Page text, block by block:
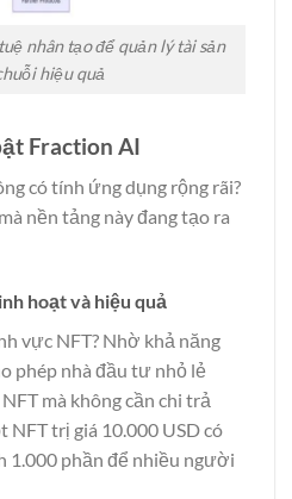
nhân tạo để quản lý tài sản
hiệu quả
Fraction AI
có tính ứng dụng rộng rãi?
nền tảng này đang tạo ra
hoạt và hiệu quả
vực NFT? Nhờ khả năng
phép nhà đầu tư nhỏ lẻ
mà không cần chi trả
NFT trị giá 10.000 USD có
1.000 phần để nhiều người